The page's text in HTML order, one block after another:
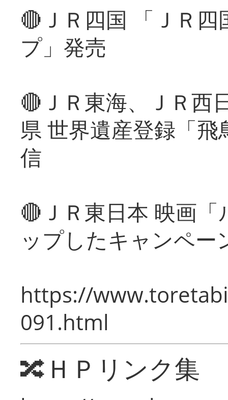
🔴ＪＲ四国 「ＪＲ
プ」発売
🔴ＪＲ東海、ＪＲ西
県 世界遺産登録「
信
🔴ＪＲ東日本 映画
ップしたキャンペー
https://
091.html
🔀ＨＰリンク集